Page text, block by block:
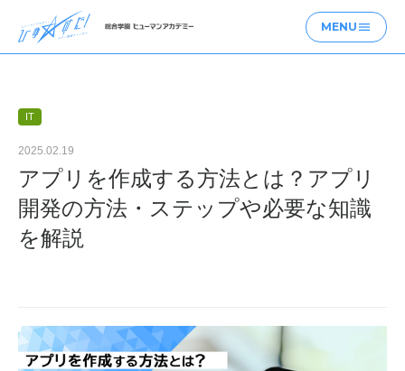
MENU menu
IT
2025.02.19
アプリを作成する方法とは？アプリ
開発の方法・ステップや必要な知識
を解説